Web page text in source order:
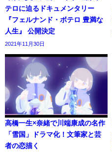
テロに迫るドキュメンタリー
『フェルナンド・ボテロ 豊満な
人生』 公開決定
2021年11月30日
高橋一生×奈緒で川端康成の名作
「雪国」ドラマ化！文筆家と芸
者の恋描く